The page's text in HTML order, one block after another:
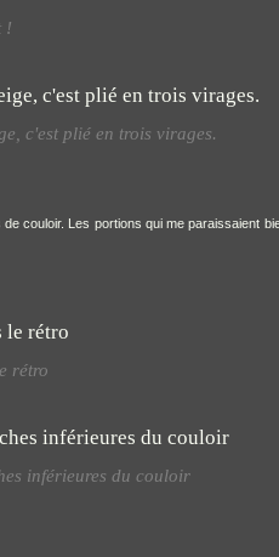
!
c'est plié en trois virages.
couloir. Les portions qui me paraissaient
rétro
inférieures du couloir